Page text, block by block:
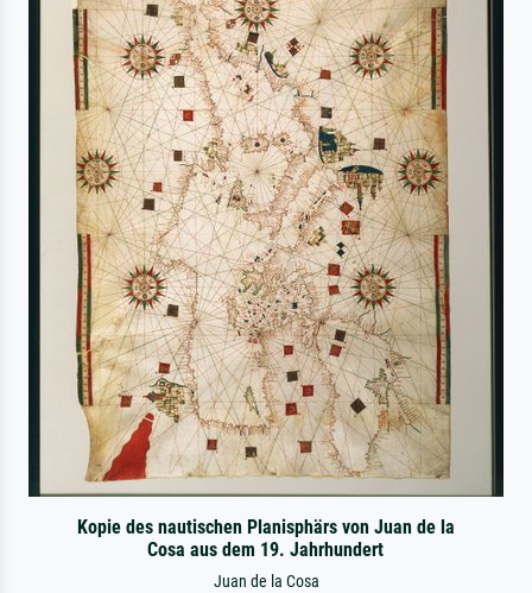
Kopie des nautischen Planisphärs von Juan de la
Cosa aus dem 19. Jahrhundert
Juan de la Cosa